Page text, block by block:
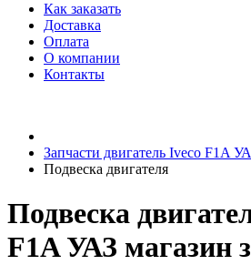
Как заказать
Доставка
Оплата
О компании
Контакты
Запчасти двигатель Iveco F1A
Подвеска двигателя
Подвеска
F1A УАЗ магазин